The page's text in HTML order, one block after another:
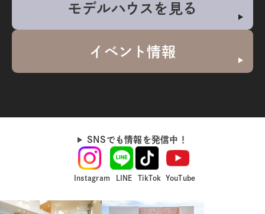
モデルハウスを見る
イベント情報
SNSでも情報を発信中！
Instagram LINE TikTok YouTube